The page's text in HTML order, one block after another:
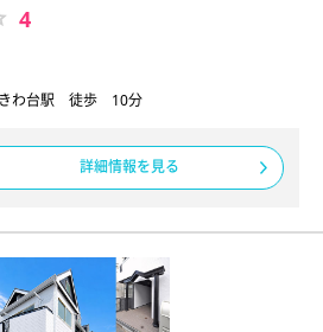
4
わ台駅 徒歩 10分
詳細情報を見る